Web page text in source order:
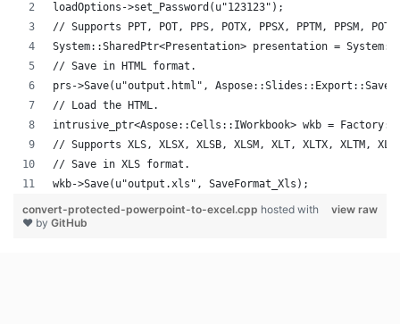
loadOptions->set_Password(u"123123");
// Supports PPT, POT, PPS, POTX, PPSX, PPTM, PPSM,
System::SharedPtr<Presentation> presentation =
// Save in HTML format.
prs->Save(u"output.html",
// Load the HTML.
intrusive_ptr<Aspose::Cells::IWorkbook> wkb =
// Supports XLS, XLSX, XLSB, XLSM, XLT, XLTX, XLTM,
// Save in XLS format.
wkb->Save(u"output.xls", SaveFormat_Xls);
view raw
convert-protected-powerpoint-to-excel.cpp hosted with
❤ by GitHub